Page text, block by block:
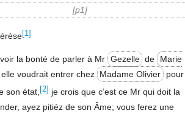
p1
[1]
la bonté de parler à Mr Gezelle de Marie
voudrait entrer chez Madame Olivier
pour
son état, [2]
je crois que c’est ce Mr qui doit la
ayez pitiéz de son Âme; vous ferez une